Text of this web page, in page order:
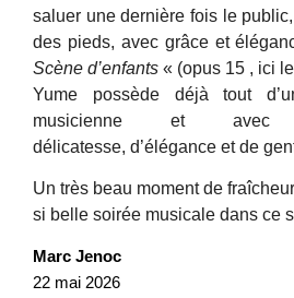
saluer une dernière fois le
des pieds, avec grâce et
Scène d’enfants « (opus 15 , ici
Yume possède déjà tout
musicienne et
délicatesse, d’élégance et de
Un très beau moment de
si belle soirée musicale dans ce
Marc Jenoc
22 mai 2026